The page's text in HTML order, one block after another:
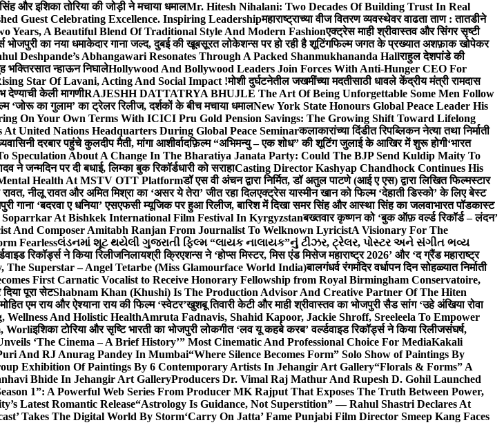
और इशिका तोरिया की जोड़ी ने मचाया धमालMr. Hitesh Nihalani: Two Decades Of Building Trust In Real
Guest Celebrating Excellence. Inspiring Leadershipमहाराष्ट्राच्या वीज वितरण व्यवस्थेवर वाढता ताण : तातडीने
Years, A Beautiful Blend Of Traditional Style And Modern Fashionएक्ट्रेस माही श्रीवास्तव और सिंगर सृष्टी
भोजपुरी का नया धमाकेदार गाना जल्द, दुबई की खूबसूरत लोकेशन्स पर हो रही है शूटिंगफिल्म जगत के प्रख्यात अशफ़ाक खोपेकर
Deshpande’s Abhangawari Resonates Through A Packed Shanmukhananda Hallराहुल देशपांडे की
भक्तिरसात न्हाऊन निघालेHollywood And Bollywood Leaders Join Forces With Anti-Hunger CEO For
Star Of Lavani, Acting And Social Impact !मोशी दुर्घटनेतील जखमींच्या मदतीसाठी धावले केंद्रीय मंत्री रामदास
देण्याची केली मागणीRAJESHH DATTATRYA BHUJLE The Art Of Being Unforgettable Some Men Follow
‘जोरू का गुलाम’ का ट्रेलर रिलीज, दर्शकों के बीच मचाया धमालNew York State Honours Global Peace Leader His
On Your Own Terms With ICICI Pru Gold Pension Savings: The Growing Shift Toward Lifelong
United Nations Headquarters During Global Peace Seminarकलाकारांच्या दिंडीत रिपब्लिकन नेत्या तथा निर्माती
दरबार पहुंचे कुलदीप मैती, मांगा आशीर्वादफ़िल्म “अभिमन्यु – एक शोध” की शूटिंग जुलाई के आखिर में शुरू होगी‘भारत
Speculation About A Change In The Bharatiya Janata Party: Could The BJP Send Kuldip Maity To
जन्मदिन पर दी बधाई, लिम्का बुक रिकॉर्डधारी को सराहाCasting Director Kashyap Chandhock Continues His
Health At MSTV OTT Platformडॉ एस वी अंचन द्वारा निर्मित, डॉ अतुल पाटणे (आई ए एस) द्वारा लिखित फिल्मस्टार
नीलू रावत और अमित मिश्रा का ‘असर ये तेरा’ जीत रहा दिलएक्ट्रेस यास्मीन खान को फिल्म ‘देहाती डिस्को’ के लिए बेस्ट
गाना ‘बदरवा ए धनिया’ एसएफसी म्यूजिक पर हुआ रिलीज, बारिश में दिखा समर सिंह और आस्था सिंह का जलवाभारत पॉडकास्ट
Soparrkar At Bishkek International Film Festival In Kyrgyzstanबख्तवार कृष्णन को ‘बुक ऑफ़ वर्ल्ड रिकॉर्ड – लंदन’
And Composer Amitabh Ranjan From Journalist To Welknown LyricistA Visionary For The
Fearlessલંડનમાં શૂટ થયેલી ગુજરાતી ફિલ્મ “લાયક નાલાયક”નું ટીઝર, ટ્રેલર, પોસ્ટર અને સંગીત ભવ્ય
रिकॉर्ड्स ने किया रिलीजनिलायश्री क्रिएशन्स ने ‘होप्स मिस्टर, मिस एंड मिसेज महाराष्ट्र 2026’ और ‘द ग्रैंड महाराष्ट्र
Superstar – Angel Tetarbe (Miss Glamourface World India)बालगंधर्व रंगमंदिर वर्धापन दिन सोहळ्यात निर्माती
First Carnatic Vocalist to Receive Honorary Fellowship from Royal Birmingham Conservatoire,
पूरा सेटShabnam Khan (Khushi) Is The Production Advisor And Creative Partner Of The Hiten
एम राय और ऐश्याना राय की फिल्म ‘स्वेटर’खुशबू तिवारी केटी और माही श्रीवास्तव का भोजपुरी सैड सांग ‘उहे अंखिया रोवा
And Holistic HealthAmruta Fadnavis, Shahid Kapoor, Jackie Shroff, Sreeleela To Empower
Worliइशिका टोरिया और सृष्टि भारती का भोजपुरी लोकगीत ‘लव यू कहबे करब’ वर्ल्डवाइड रिकॉर्ड्स ने किया रिलीजसंघर्ष,
‘The Cinema – A Brief History’” Most Cinematic And Professional Choice For MediaKakali
And RJ Anurag Pandey In Mumbai“Where Silence Becomes Form” Solo Show of Paintings By
Exhibition Of Paintings By 6 Contemporary Artists In Jehangir Art Gallery“Florals & Forms” A
Bhide In Jehangir Art GalleryProducers Dr. Vimal Raj Mathur And Rupesh D. Gohil Launched
1”: A Powerful Web Series From Producer MK Rajput That Exposes The Truth Between Power,
Latest Romantic Release“Astrology Is Guidance, Not Superstition” — Rahul Shastri Declares At
Takes The Digital World By Storm‘Carry On Jatta’ Fame Punjabi Film Director Smeep Kang Faces